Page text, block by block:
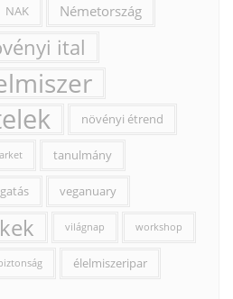
NAK Németország
ital
növényi étrend
tanulmány
veganuary
világnap workshop
élelmiszeripar